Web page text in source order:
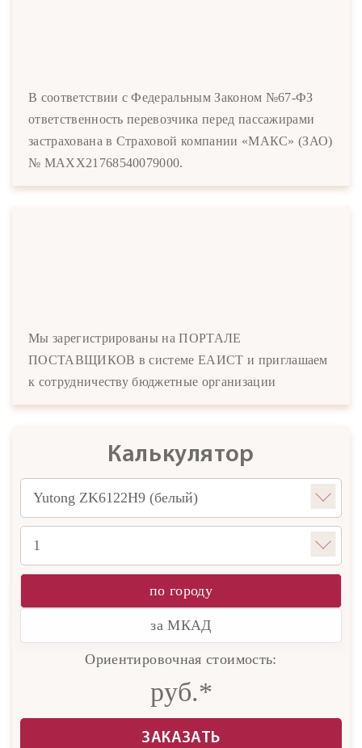
В соответствии с Федеральным Законом №67-ФЗ
ответственность перевозчика перед пассажирами
застрахована в Страховой компании «МАКС» (ЗАО)
№ MAXX21768540079000.
Мы зарегистрированы на ПОРТАЛЕ
ПОСТАВЩИКОВ в системе ЕАИСТ и приглашаем
к сотрудничеству бюджетные организации
Калькулятор
по городу
за МКАД
Ориентировочная стоимость:
руб.*
ЗАКАЗАТЬ